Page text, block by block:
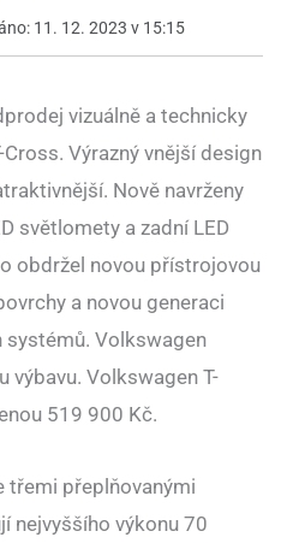
11. 12. 2023 v 15:15
vizuálně a technicky
Výrazný vnější design
Nově navrženy
světlomety a zadní LED
obdržel novou přístrojovou
a novou generaci
systémů. Volkswagen
výbavu. Volkswagen T-
519 900 Kč.
třemi přeplňovanými
nejvyššího výkonu 70